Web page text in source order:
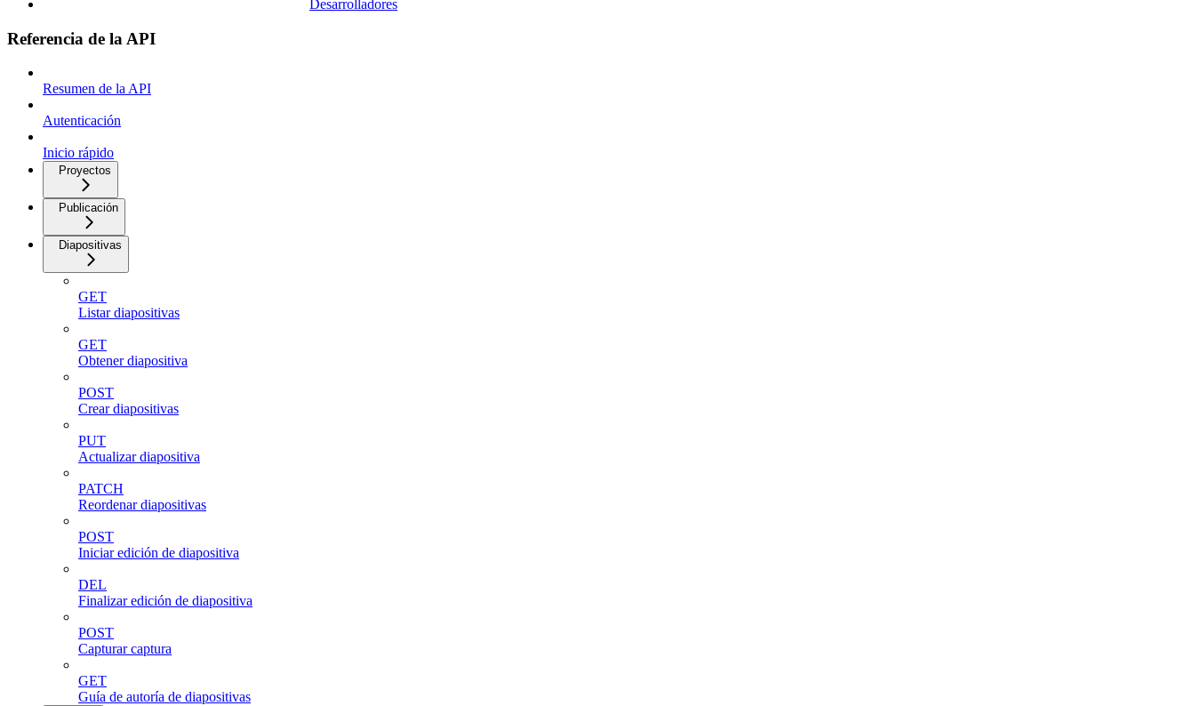
Desarrolladores
Referencia de la API
Resumen de la API
Autenticación
Inicio rápido
Proyectos
Publicación
Diapositivas
GET
Listar diapositivas
GET
Obtener diapositiva
POST
Crear diapositivas
PUT
Actualizar diapositiva
PATCH
Reordenar diapositivas
POST
Iniciar edición de diapositiva
DEL
Finalizar edición de diapositiva
POST
Capturar captura
GET
Guía de autoría de diapositivas